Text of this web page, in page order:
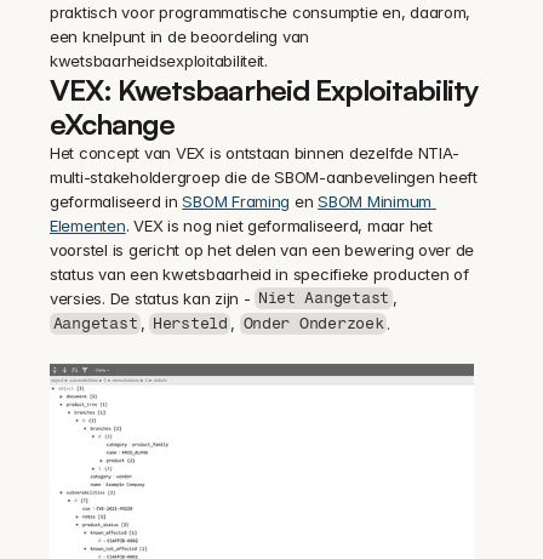
praktisch voor programmatische consumptie en, daarom,
een knelpunt in de beoordeling van
kwetsbaarheidsexploitabiliteit.
VEX: Kwetsbaarheid Exploitability
eXchange
Het concept van VEX is ontstaan binnen dezelfde NTIA-
multi-stakeholdergroep die de SBOM-aanbevelingen heeft
geformaliseerd in SBOM Framing en SBOM Minimum
Elementen. VEX is nog niet geformaliseerd, maar het
voorstel is gericht op het delen van een bewering over de
status van een kwetsbaarheid in specifieke producten of
versies. De status kan zijn - Niet Aangetast
Aangetast , Hersteld , Onder Onderzoek .